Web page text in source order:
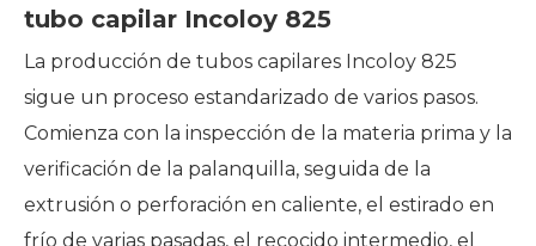
tubo capilar Incoloy 825
La producción de tubos capilares Incoloy 825
sigue un proceso estandarizado de varios pasos.
Comienza con la inspección de la materia prima y la
verificación de la palanquilla, seguida de la
extrusión o perforación en caliente, el estirado en
frío de varias pasadas, el recocido intermedio, el